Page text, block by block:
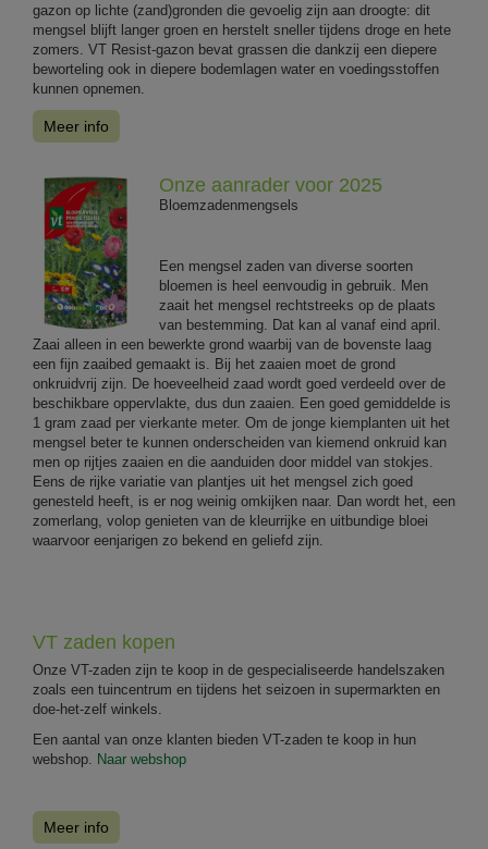
gazon op lichte (zand)gronden die gevoelig zijn aan droogte: dit
mengsel blijft langer groen en herstelt sneller tijdens droge en hete
zomers. VT Resist-gazon bevat grassen die dankzij een diepere
beworteling ook in diepere bodemlagen water en voedingsstoffen
kunnen opnemen.
Meer info
Onze aanrader voor 2025
Bloemzadenmengsels
Een mengsel zaden van diverse soorten
bloemen is heel eenvoudig in gebruik. Men
zaait het mengsel rechtstreeks op de plaats
van bestemming. Dat kan al vanaf eind april.
Zaai alleen in een bewerkte grond waarbij van de bovenste laag
een fijn zaaibed gemaakt is. Bij het zaaien moet de grond
onkruidvrij zijn. De hoeveelheid zaad wordt goed verdeeld over de
beschikbare oppervlakte, dus dun zaaien. Een goed gemiddelde is
1 gram zaad per vierkante meter. Om de jonge kiemplanten uit het
mengsel beter te kunnen onderscheiden van kiemend onkruid kan
men op rijtjes zaaien en die aanduiden door middel van stokjes.
Eens de rijke variatie van plantjes uit het mengsel zich goed
genesteld heeft, is er nog weinig omkijken naar. Dan wordt het, een
zomerlang, volop genieten van de kleurrijke en uitbundige bloei
waarvoor eenjarigen zo bekend en geliefd zijn.
VT zaden kopen
Onze VT-zaden zijn te koop in de gespecialiseerde handelszaken
zoals een tuincentrum en tijdens het seizoen in supermarkten en
doe-het-zelf winkels.
Een aantal van onze klanten bieden VT-zaden te koop in hun
webshop. Naar webshop
Meer info